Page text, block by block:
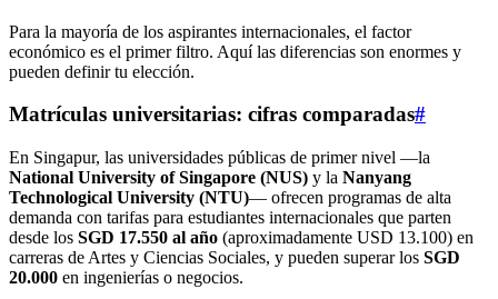
Para la mayoría de los aspirantes internacionales, el factor
económico es el primer filtro. Aquí las diferencias son enormes y
pueden definir tu elección.
Matrículas universitarias: cifras comparadas#
En Singapur, las universidades públicas de primer nivel —la
National University of Singapore (NUS) y la Nanyang
Technological University (NTU)— ofrecen programas de alta
demanda con tarifas para estudiantes internacionales que parten
desde los SGD 17.550 al año (aproximadamente USD 13.100) en
carreras de Artes y Ciencias Sociales, y pueden superar los SGD
20.000 en ingenierías o negocios.